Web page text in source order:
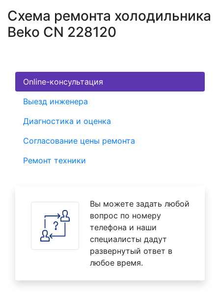
Схема ремонта холодильника
Beko CN 228120
Online-консультация
Выезд инженера
Диагностика и оценка
Согласование цены ремонта
Ремонт техники
Вы можете задать любой
вопрос по номеру
телефона и наши
специалисты дадут
развернутый ответ в
любое время.